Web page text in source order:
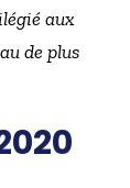
aux
de plus